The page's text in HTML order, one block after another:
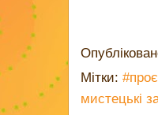
Мітки:
мистецькі